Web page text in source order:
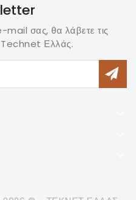
σας, θα λάβετε τις
Technet Ελλάς.